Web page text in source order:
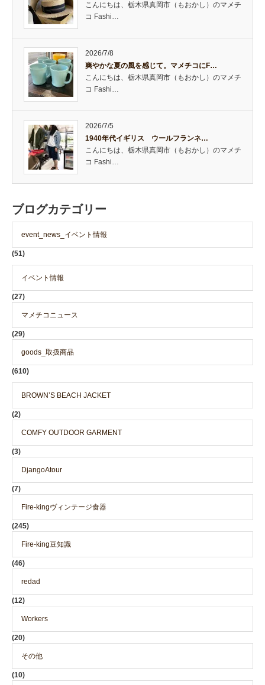
こんにちは、栃木県真岡市（もおかし）のマメチ
コ Fashi…
2026/7/8
爽やかな夏の風を感じて。マメチコにF…
こんにちは、栃木県真岡市（もおかし）のマメチ
コ Fashi…
2026/7/5
1940年代イギリス ウールフランネ…
こんにちは、栃木県真岡市（もおかし）のマメチ
コ Fashi…
ブログカテゴリー
event_news_イベント情報
(51)
イベント情報
(27)
マメチコニュース
(29)
goods_取扱商品
(610)
BROWN’S BEACH JACKET
(2)
COMFY OUTDOOR GARMENT
(3)
DjangoAtour
(7)
Fire-kingヴィンテージ食器
(245)
Fire-king豆知識
(46)
redad
(12)
Workers
(20)
その他
(10)